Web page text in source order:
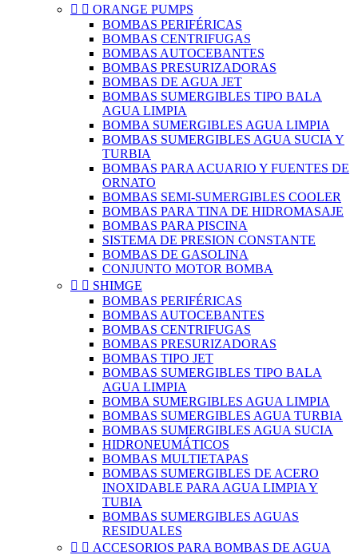
  ORANGE PUMPS
BOMBAS PERIFÉRICAS
BOMBAS CENTRIFUGAS
BOMBAS AUTOCEBANTES
BOMBAS PRESURIZADORAS
BOMBAS DE AGUA JET
BOMBAS SUMERGIBLES TIPO BALA
AGUA LIMPIA
BOMBA SUMERGIBLES AGUA LIMPIA
BOMBAS SUMERGIBLES AGUA SUCIA Y
TURBIA
BOMBAS PARA ACUARIO Y FUENTES DE
ORNATO
BOMBAS SEMI-SUMERGIBLES COOLER
BOMBAS PARA TINA DE HIDROMASAJE
BOMBAS PARA PISCINA
SISTEMA DE PRESION CONSTANTE
BOMBAS DE GASOLINA
CONJUNTO MOTOR BOMBA
  SHIMGE
BOMBAS PERIFÉRICAS
BOMBAS AUTOCEBANTES
BOMBAS CENTRIFUGAS
BOMBAS PRESURIZADORAS
BOMBAS TIPO JET
BOMBAS SUMERGIBLES TIPO BALA
AGUA LIMPIA
BOMBA SUMERGIBLES AGUA LIMPIA
BOMBAS SUMERGIBLES AGUA TURBIA
BOMBAS SUMERGIBLES AGUA SUCIA
HIDRONEUMÁTICOS
BOMBAS MULTIETAPAS
BOMBAS SUMERGIBLES DE ACERO
INOXIDABLE PARA AGUA LIMPIA Y
TUBIA
BOMBAS SUMERGIBLES AGUAS
RESIDUALES
  ACCESORIOS PARA BOMBAS DE AGUA